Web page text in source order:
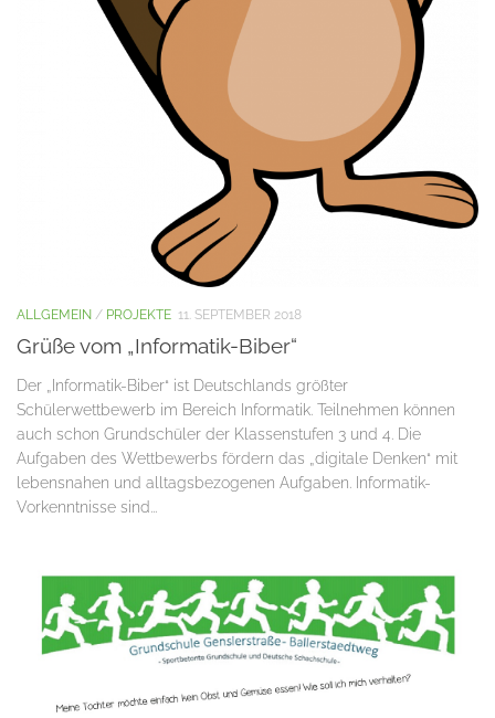
ALLGEMEIN / PROJEKTE 11. SEPTEMBER 2018
Grüße vom „Informatik-Biber“
Der „Informatik-Biber“ ist Deutschlands größter
Schülerwettbewerb im Bereich Informatik. Teilnehmen können
auch schon Grundschüler der Klassenstufen 3 und 4. Die
Aufgaben des Wettbewerbs fördern das „digitale Denken“ mit
lebensnahen und alltagsbezogenen Aufgaben. Informatik-
Vorkenntnisse sind...